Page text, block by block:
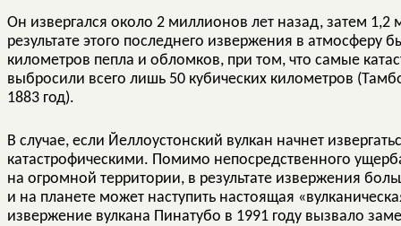
Он извергался около 2 миллионов лет назад, затем 1,2
результате этого последнего извержения в
километров пепла и обломков, при том, что самые
выбросили всего лишь 50 кубических километров
1883 год).
В случае, если Йеллоустонский вулкан начнет
катастрофическими. Помимо непосредственного
на огромной территории, в результате извержения
и на планете может наступить настоящая
извержение вулкана Пинатубо в 1991 году вызвало